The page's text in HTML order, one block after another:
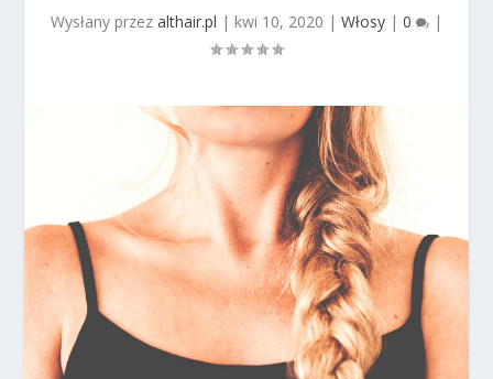
Wysłany przez althair.pl | kwi 10, 2020 | Włosy | 0 |